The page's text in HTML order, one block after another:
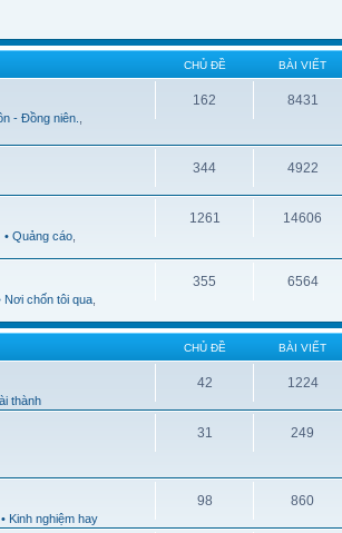
CHỦ ĐỀ BÀI VIẾT
- Đồng niên.
162 8431
344 4922
• Quảng cáo
1261 14606
Nơi chốn tôi qua
355 6564
CHỦ ĐỀ BÀI VIẾT
thành
42 1224
31 249
• Kinh nghiệm hay
98 860